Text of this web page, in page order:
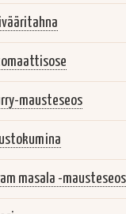
mausteseos
masala -mausteseos